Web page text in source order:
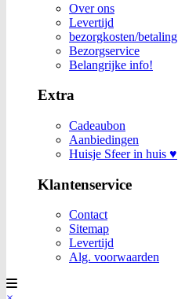
Over ons
Levertijd
bezorgkosten/betaling
Bezorgservice
Belangrijke info!
Extra
Cadeaubon
Aanbiedingen
Huisje Sfeer in huis ♥
Klantenservice
Contact
Sitemap
Levertijd
Alg. voorwaarden